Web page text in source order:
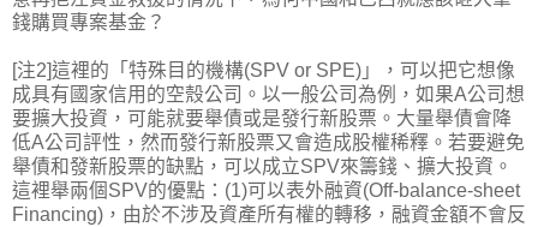
錢購買專案基金？
[注2]這裡的「特殊目的機構(SPV or SPE)」，可以把它想像
成具有國家信用的空殼公司。以一般公司為例，如果A公司想
要擴大投資，可能就要舉債或是發行新股票。大量舉債會降
低A公司評性，然而發行新股票又會造成股權稀釋。若要避免
舉債和發新股票的缺點，可以成立SPV來籌錢、擴大投資。
這裡舉兩個SPV的優點：(1)可以表外融資(Off-balance-sheet
Financing)，由於不涉及資產所有權的轉移，融資金額不會反